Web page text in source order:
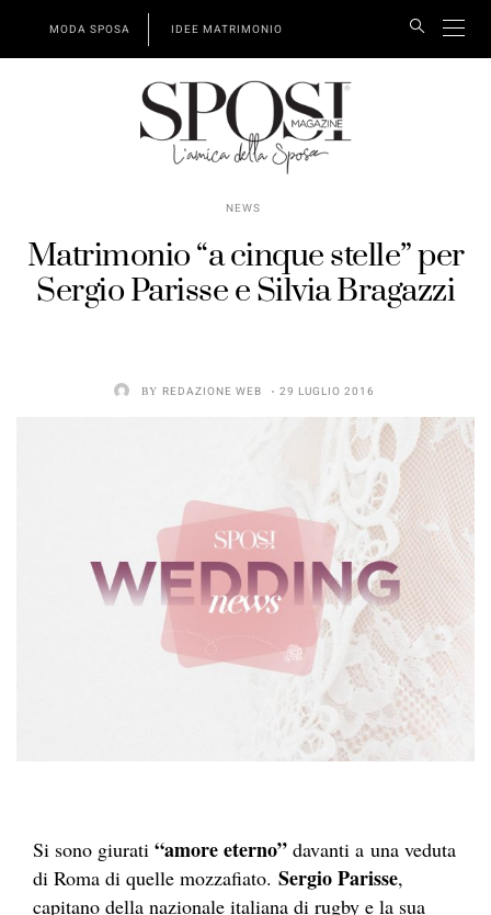
MODA SPOSA IDEE MATRIMONIO
NEWS
Matrimonio “a cinque stelle” per
Sergio Parisse e Silvia Bragazzi
BY REDAZIONE WEB 29 LUGLIO 2016
Si sono giurati “amore eterno” davanti a una veduta
di Roma di quelle mozzafiato. Sergio Parisse,
capitano della nazionale italiana di rugby e la sua